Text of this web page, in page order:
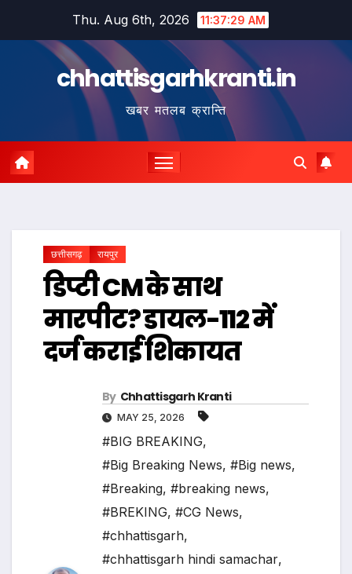
Thu. Aug 6th, 2026 11:37:30 AM
chhattisgarhkranti.in
खबर मतलब क्रान्ति
छत्तीसगढ़ रायपुर
डिप्टी CM के साथ
मारपीट? डायल-112 में
दर्ज कराई शिकायत
By Chhattisgarh Kranti
MAY 25, 2026
#BIG BREAKING,
#Big Breaking News, #Big news,
#Breaking, #breaking news,
#BREKING, #CG News,
#chhattisgarh,
#chhattisgarh hindi samachar,